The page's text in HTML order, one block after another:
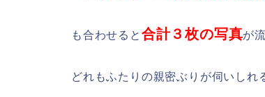
も合わせると 合計３枚の写真が
どれもふたりの親密ぶりが伺いしれ